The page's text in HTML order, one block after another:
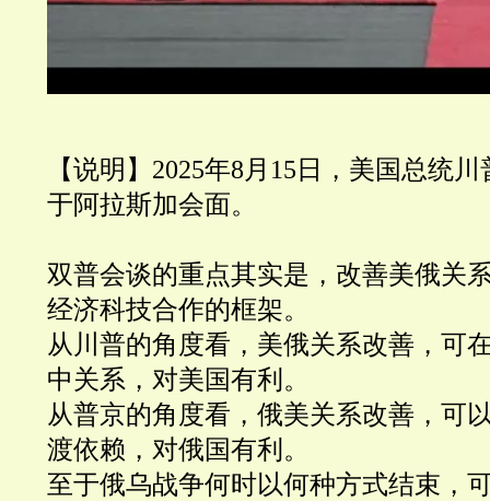
【说明】2025年8月15日，美国总统
于阿拉斯加会面。
双普会谈的重点其实是，改善美俄关
经济科技合作的框架。
从川普的角度看，美俄关系改善，可
中关系，对美国有利。
从普京的角度看，俄美关系改善，可
渡依赖，对俄国有利。
至于俄乌战争何时以何种方式结束，